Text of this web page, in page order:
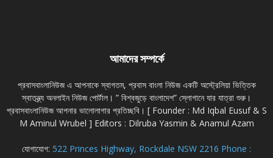
আমাদের সম্পর্কে
প্রবাসবাংলানিউজ এ আপনাকে স্বাগতম, প্রবাস বাংলা নিউজ একটি অস্ট্রেলিয়া ভিত্তিক
স্বাতন্ত্র্য অনলাইন নিউজ পোর্টাল। ” বিশ্বজুড়ে বাংলাদেশ” স্লোগানে যার যাত্রা শুরু।
প্রবাসবাংলানিউজ আপনার ভালোলাগার প্রতিচ্ছবি। [ Founder : Md Iqbal Eusuf & S
M Aminul Wrubel ] Editors : Dilruba Yasmin & Anamul Azam
যোগাযোগ: 522 Princes Highway, Rockdale NSW 2216 Phone :